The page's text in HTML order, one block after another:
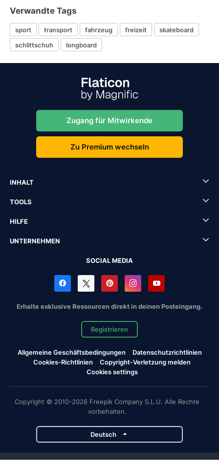
Verwandte Tags
sport transport fahrzeug freizeit
skateboard
schlittschuh
longboard
Zugang für Mitwirkende
Zu Premium wechseln
INHALT
TOOLS
HILFE
UNTERNEHMEN
SOCIAL MEDIA
Erhalte exklusive Ressourcen direkt in deinen Posteingang.
Registrieren
Allgemeine Geschäftsbedingungen
Datenschutzrichtlinien
Cookies-Richtlinien
Copyright-Verletzung melden
Cookies settings
Copyright © 2010-2026 Freepik Company S.L.U. Alle Rechte
vorbehalten.
Deutsch